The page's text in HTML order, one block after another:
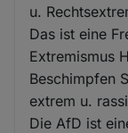
u.
Das ist eine
Extremismus
Beschimpfen
extrem u.
Die AfD ist